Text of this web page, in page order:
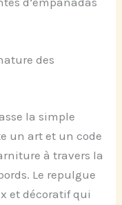
des
la simple
un art et un code
à travers la
Le repulgue
et décoratif qui